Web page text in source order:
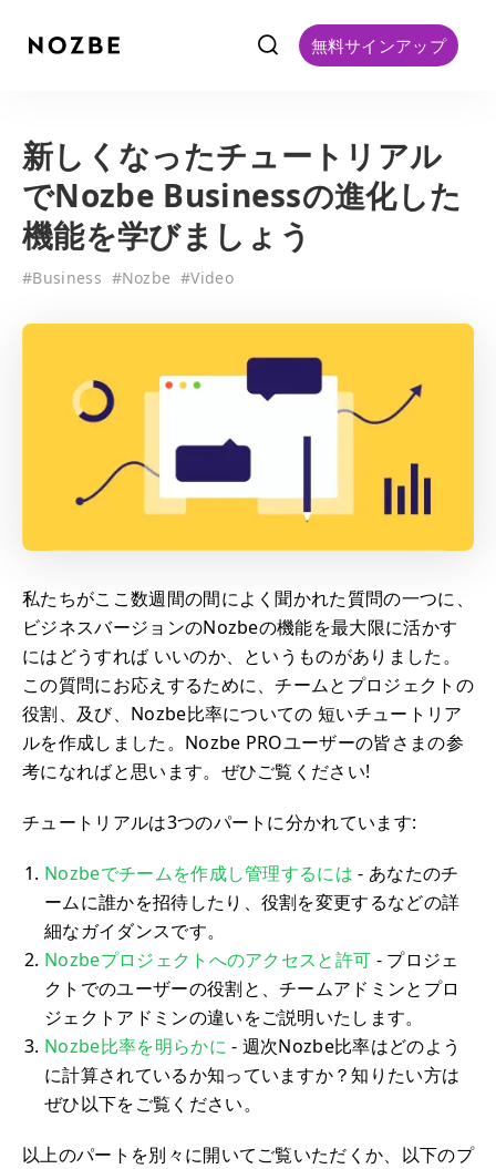
f 無料サインアップ
新しくなったチュートリアル
でNozbe Businessの進化した
機能を学びましょう
#Business #Nozbe #Video
私たちがここ数週間の間によく聞かれた質問の一つに、
ビジネスバージョンのNozbeの機能を最大限に活かす
にはどうすれば いいのか、というものがありました。
この質問にお応えするために、チームとプロジェクトの
役割、及び、Nozbe比率についての 短いチュートリア
ルを作成しました。Nozbe PROユーザーの皆さまの参
考になればと思います。ぜひご覧ください!
チュートリアルは3つのパートに分かれています:
Nozbeでチームを作成し管理するには - あなたのチ
ームに誰かを招待したり、役割を変更するなどの詳
細なガイダンスです。
Nozbeプロジェクトへのアクセスと許可 - プロジェ
クトでのユーザーの役割と、チームアドミンとプロ
ジェクトアドミンの違いをご説明いたします。
Nozbe比率を明らかに - 週次Nozbe比率はどのよう
に計算されているか知っていますか？知りたい方は
ぜひ以下をご覧ください。
以上のパートを別々に開いてご覧いただくか、以下のプ